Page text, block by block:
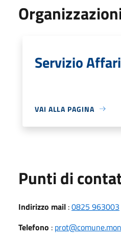
Servizio
VAI ALLA PAGINA
Punti di
Indirizzo mail :0825 963003
Telefono :